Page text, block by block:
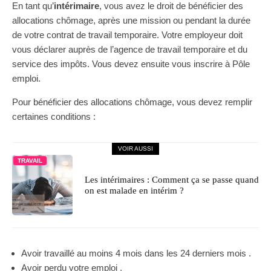
En tant qu’intérimaire, vous avez le droit de bénéficier des
allocations chômage, après une mission ou pendant la durée
de votre contrat de travail temporaire. Votre employeur doit
vous déclarer auprès de l’agence de travail temporaire et du
service des impôts. Vous devez ensuite vous inscrire à Pôle
emploi.
Pour bénéficier des allocations chômage, vous devez remplir
certaines conditions :
VOIR AUSSI
TRAVAIL
Les intérimaires : Comment ça se passe quand
on est malade en intérim ?
Avoir travaillé au moins 4 mois dans les 24 derniers mois .
Avoir perdu votre emploi .